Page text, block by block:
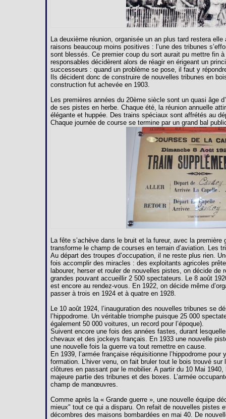
La deuxième réunion, organisée un an plus tard restera
raisons beaucoup moins positives : l’une des tribunes
sont blessés. Ce premier coup du sort aurait pu mettre fin à
responsables décidèrent alors de réagir en érigeant un
successeurs : quand un problème se pose, il faut y
Ils décident donc de construire de nouvelles tribunes en
construction fut achevée en 1903.
Les premières années du 20ème siècle sont un quasi âge
de ses pistes en herbe. Chaque été, la réunion annuelle
élégante et huppée. Des trains spéciaux sont affrétés au
Chaque journée de course se termine par un grand bal
La fête s’achève dans le bruit et la fureur, avec la première
transforme le champ de courses en terrain d’aviation. Les
Au départ des troupes d’occupation, il ne reste plus rien.
fois accomplir des miracles : des exploitants agricoles
labourer, herser et rouler de nouvelles pistes, on décide de
grandes pouvant accueillir 2 500 spectateurs. Le 8 août
est encore au rendez-vous. En 1922, on décide même
passer à trois en 1924 et à quatre en 1928.
Le 10 août 1924, l’inauguration des nouvelles tribunes se
l’hippodrome. Un véritable triomphe puisque 25 000
également 50 000 voitures, un record pour l’époque).
Suivent encore une fois des années fastes, durant
chevaux et des jockeys français. En 1933 une nouvelle
une nouvelle fois la guerre va tout remettre en cause.
En 1939, l’armée française réquisitionne l’hippodrome
formation. L’hiver venu, on fait bruler tout le bois trouvé
clôtures en passant par le mobilier. A partir du 10 Mai
majeure partie des tribunes et des boxes. L’armée
champ de manœuvres.
Comme après la « Grande guerre », une nouvelle équipe
mieux" tout ce qui a disparu. On refait de nouvelles pistes
décombres des maisons bombardées en mai 40. De